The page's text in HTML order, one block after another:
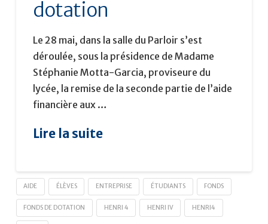
dotation
Le 28 mai, dans la salle du Parloir s’est
déroulée, sous la présidence de Madame
Stéphanie Motta-Garcia, proviseure du
lycée, la remise de la seconde partie de l’aide
financière aux …
Lire la suite
AIDE ÉLÈVES ENTREPRISE ÉTUDIANTS FONDS
FONDS DE DOTATION HENRI 4 HENRI IV HENRI4